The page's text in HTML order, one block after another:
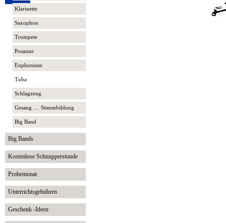
Klarinette
Saxophon
Trompete
Posaune
Euphonium
Tuba
Schlagzeug
Gesang .... Stimmbildung
Big Band
Big Bands
Kostenlose Schnupperstunde
Probemonat
Unterrichtsgebühren
Geschenk -Ideen